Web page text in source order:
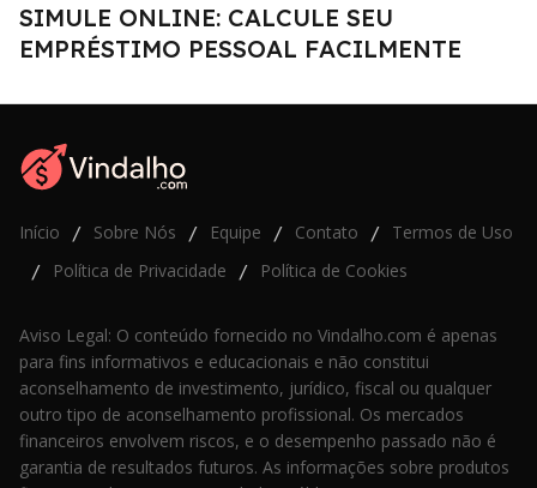
SIMULE ONLINE: CALCULE SEU
EMPRÉSTIMO PESSOAL FACILMENTE
Início / Sobre Nós / Equipe / Contato / Termos de Uso
/ Política de Privacidade / Política de Cookies
Aviso Legal: O conteúdo fornecido no Vindalho.com é apenas
para fins informativos e educacionais e não constitui
aconselhamento de investimento, jurídico, fiscal ou qualquer
outro tipo de aconselhamento profissional. Os mercados
financeiros envolvem riscos, e o desempenho passado não é
garantia de resultados futuros. As informações sobre produtos